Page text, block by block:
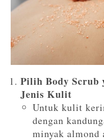
Pilih Body Scrub
Jenis Kulit
Untuk kulit
dengan
minyak almond